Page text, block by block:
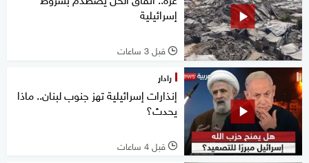
إسرائيلية
l قبل 3 ساعات
رادار
إنذارات إسرائيلية تهز جنوب لبنان.. ماذا
يحدث؟
l قبل 4 ساعات